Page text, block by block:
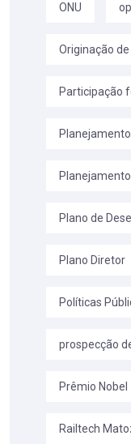
ONU
Originação
Participação
Plano de
Plano Diretor
Políticas
prospecção
Prêmio Nobel
Railtech